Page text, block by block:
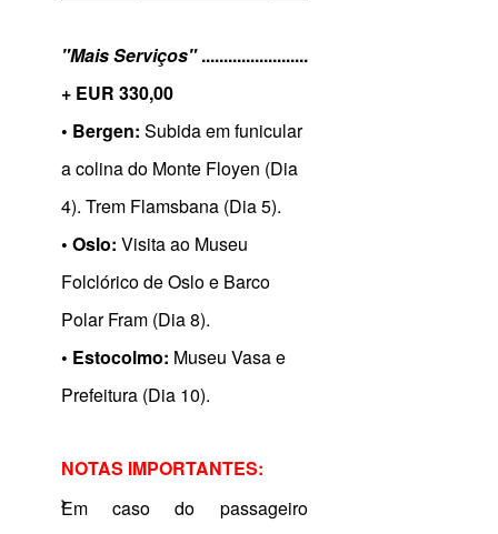
"Mais Serviços"
+ EUR 330,00
• Bergen: Subida em funicular
a colina do Monte Floyen (Dia
4). Trem Flamsbana (Dia 5).
• Oslo: Visita ao Museu
Folclórico de Oslo e Barco
Polar Fram (Dia 8).
• Estocolmo: Museu Vasa e
Prefeitura (Dia 10).
NOTAS IMPORTANTES:
Em caso do passageiro